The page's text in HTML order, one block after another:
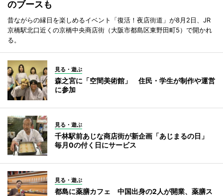
のブースも
昔ながらの縁日を楽しめるイベント「復活！夜店街道」が8月2日、JR
京橋駅北口近くの京橋中央商店街（大阪市都島区東野田町5）で開かれ
る。
見る・遊ぶ
森之宮に「空間美術館」 住民・学生が制作や運営
に参加
見る・遊ぶ
千林駅前あじな商店街が新企画「あじまるの日」
毎月0の付く日にサービス
見る・遊ぶ
都島に薬膳カフェ 中国出身の2人が開業、薬膳ス